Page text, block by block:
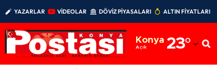
YAZARLAR VİDEOLAR DÖVİZ PİYASALARI ALTIN FİYATLARI
Konya
Açık 23°
Adıyaman